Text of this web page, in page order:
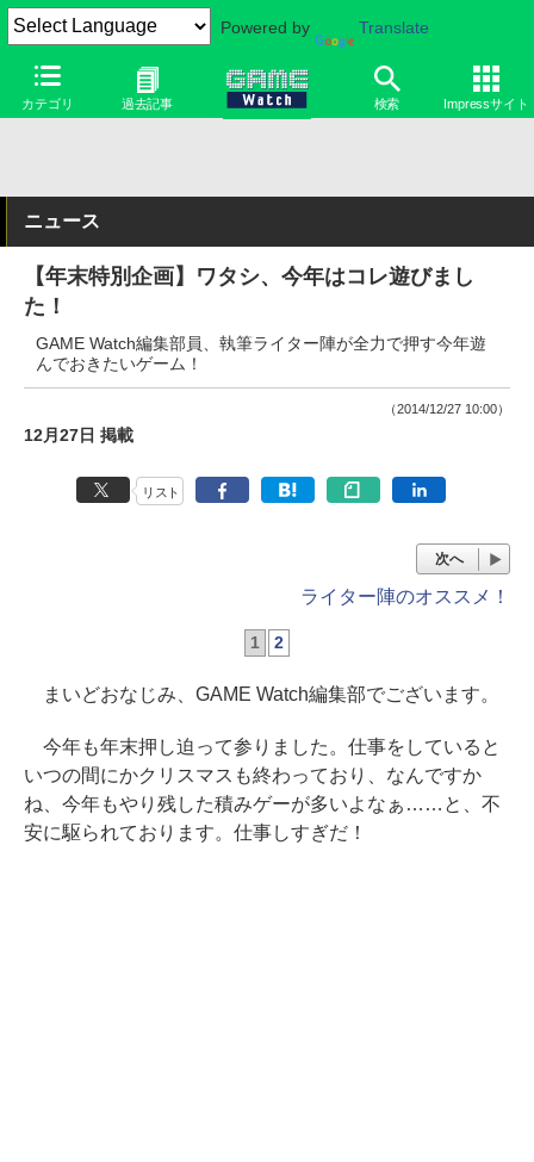
Powered by Translate
カテゴリ 過去記事 検索 Impressサイト
ニュース
【年末特別企画】ワタシ、今年はコレ遊びまし
た！
GAME Watch編集部員、執筆ライター陣が全力で押す今年遊
んでおきたいゲーム！
（2014/12/27 10:00）
12月27日 掲載
リスト
次へ
ライター陣のオススメ！
1 2
まいどおなじみ、GAME Watch編集部でございます。
今年も年末押し迫って参りました。仕事をしていると
いつの間にかクリスマスも終わっており、なんですか
ね、今年もやり残した積みゲーが多いよなぁ……と、不
安に駆られております。仕事しすぎだ！